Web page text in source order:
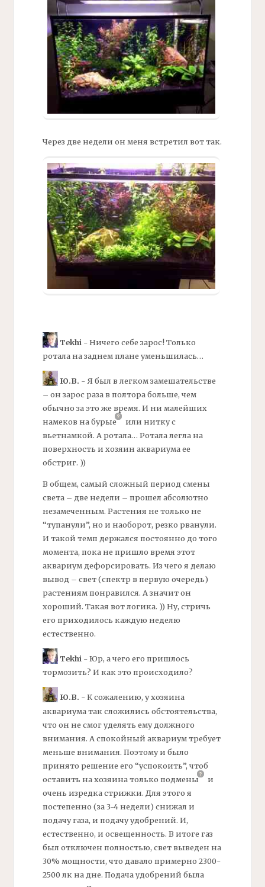
Через две недели он меня встретил вот так.
Tekhi - Ничего себе зарос! Только
ротала на заднем плане уменьшилась…
Ю.В. - Я был в легком замешательстве
– он зарос раза в полтора больше, чем
обычно за это же время. И ни малейших
намеков набурые
или нитку с
вьетнамкой. А ротала… Ротала легла на
поверхность и хозяин аквариума ее
обстриг. ))
В общем, самый сложный период смены
света – две недели – прошел абсолютно
незамеченным. Растения не только не
“тупанули”, но и наоборот, резко рванули.
И такой темп держался постоянно до того
момента, пока не пришло время этот
аквариум дефорсировать. Из чего я делаю
вывод – свет (спектр в первую очередь)
растениям понравился. А значит он
хороший. Такая вот логика. )) Ну, стричь
его приходилось каждую неделю
естественно.
Tekhi- Юр, а чего его пришлось
тормозить? И как это происходило?
Ю.В. - К сожалению, у хозяина
аквариума так сложились обстоятельства,
что он не смог уделять ему должного
внимания. А спокойный аквариум требует
меньше внимания. Поэтому и было
принято решение его “успокоить”, чтоб
оставить на хозяина только подмены
и
очень изредка стрижки. Для этого я
постепенно (за 3-4 недели) снижал и
подачу газа, и подачу удобрений. И,
естественно, и освещенность. В итоге газ
был отключен полностью, свет выведен на
30% мощности, что давало примерно 2300-
2500 лк на дне. Подача удобрений была